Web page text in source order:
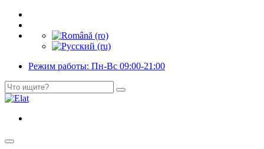
Режим работы: Пн-Вс 09:00-21:00